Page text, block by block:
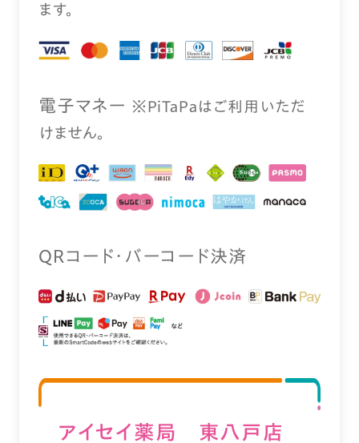
ます。
電⼦マネー ※PiTaPaはご利⽤いただ
けません。
QRコード・バーコード決済
アイセイ薬局 東八戸店